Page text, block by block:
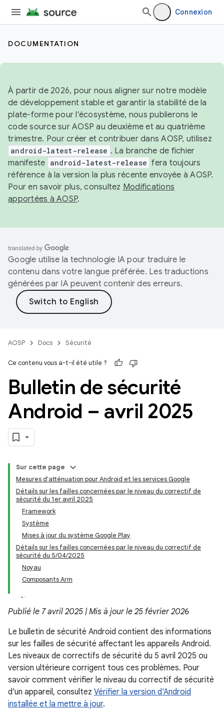
Connexion
DOCUMENTATION
À partir de 2026, pour nous aligner sur notre modèle
de développement stable et garantir la stabilité de la
plate-forme pour l'écosystème, nous publierons le
code source sur AOSP au deuxième et au quatrième
trimestre. Pour créer et contribuer dans AOSP, utilisez
android-latest-release . La branche de fichier
manifeste android-latest-release fera toujours
référence à la version la plus récente envoyée à AOSP.
Pour en savoir plus, consultez Modifications
apportées à AOSP.
Google utilise la technologie IA pour traduire le
contenu dans votre langue préférée. Les traductions
générées par IA peuvent contenir des erreurs.
AOSP Docs Sécurité
Ce contenu vous a-t-il été utile ?
Bulletin de sécurité
Android – avril 2025
Sur cette page
Mesures d'atténuation pour Android et les services Google
Détails sur les failles concernées par le niveau du correctif de
sécurité du 1er avril 2025
Framework
Système
Mises à jour du système Google Play
Détails sur les failles concernées par le niveau du correctif de
sécurité du 5/04/2025
Noyau
Composants Arm
Publié le 7 avril 2025 | Mis à jour le 25 février 2026
Le bulletin de sécurité Android contient des informations
sur les failles de sécurité affectant les appareils Android.
Les niveaux de correctifs de sécurité du 5 avril 2025 ou
version ultérieure corrigent tous ces problèmes. Pour
savoir comment vérifier le niveau du correctif de sécurité
d'un appareil, consultez Vérifier la version d'Android
installée et la mettre à jour.